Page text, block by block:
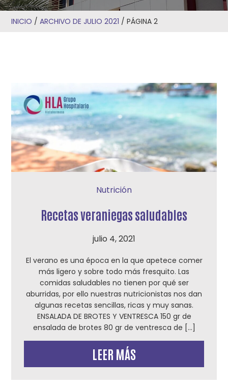
INICIO /ARCHIVO DE JULIO 2021 /PÁGINA 2
Nutrición
Recetas veraniegas saludables
julio 4, 2021
El verano es una época en la que apetece comer
más ligero y sobre todo más fresquito. Las
comidas saludables no tienen por qué ser
aburridas, por ello nuestras nutricionistas nos dan
algunas recetas sencillas, ricas y muy sanas.
ENSALADA DE BROTES Y VENTRESCA 150 gr de
ensalada de brotes 80 gr de ventresca de […]
LEER MÁS